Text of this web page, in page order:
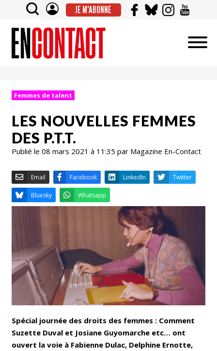
JE M'ABONNE
Femmes de talent
LES NOUVELLES FEMMES
DES P.T.T.
Publié le 08 mars 2021 à 11:35 par Magazine En-Contact
Facebook LinkedIn
Bluesky Whatsapp
Spécial journée des droits des femmes : Comment
Suzette Duval et Josiane Guyomarche etc… ont
ouvert la voie à Fabienne Dulac, Delphine Ernotte,